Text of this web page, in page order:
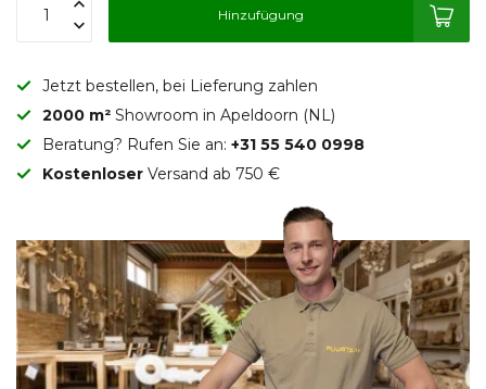
Hinzufügung
Jetzt bestellen, bei Lieferung zahlen
2000 m² Showroom in Apeldoorn (NL)
Beratung? Rufen Sie an: +31 55 540 0998
Kostenloser Versand ab 750 €